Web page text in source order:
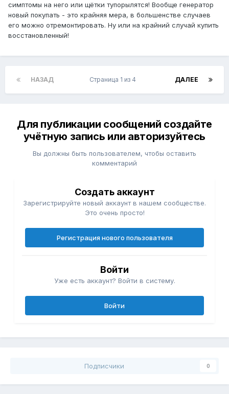
симптомы на него или щётки тупорылятся! Вообще генератор
новый покупать - это крайняя мера, в большенстве случаев
его можно отремонтировать. Ну или на крайний случай купить
восстановленный!
НАЗАД ДАЛЕЕ
Страница 1 из 4
Для публикации сообщений создайте
учётную запись или авторизуйтесь
Вы должны быть пользователем, чтобы оставить
комментарий
Создать аккаунт
Зарегистрируйте новый аккаунт в нашем сообществе.
Это очень просто!
Регистрация нового пользователя
Войти
Уже есть аккаунт? Войти в систему.
Войти
Подписчики 0